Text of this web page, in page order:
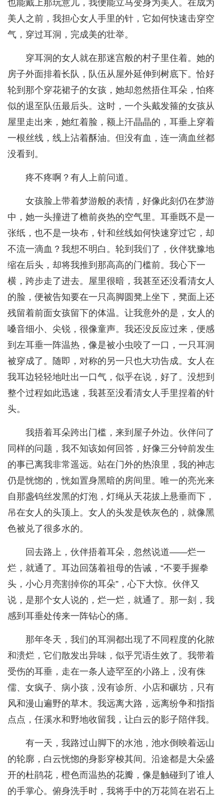
也能戴上那玩意儿，我便能立马变身为美人。在成为
美人之前，我担心女人手里的针，它如何快速击穿空
气，穿过耳洞，完成美的壮举。
穿耳洞的女人就在那迷宫般的村子里住着。她的
房子外面排着长队，队伍从屋外延伸到树底下。恰好
轮到那个穿花裙子的女孩，她却忽然捂住耳朵，怕疼
似的退至队伍最后头。这时，一个头戴发箍的女孩从
屋里走出来，她红着脸，额上汗晶晶的，耳垂上穿着
一根丝线，线上沾着酥油。但没有血，连一滴血丝都
没看到。
疼不疼啊？有人上前问道。
女孩脸上带着梦游般的表情，好像此刻仍在梦游
中，她一头撞进了檐前炎热的空气里。耳垂既不是一
张纸，也不是一块布，针和丝线如何快速穿过它，却
不流一滴血？我想不明白。轮到我们了，伙伴犹豫地
缩在后头，却将我推到那高高的门槛前。我心下一
横，跨步走了进去。屋里很暗，我甚至还没看清女人
的脸，便被告知要在一只高脚圆凳上坐下，凳面上还
残留着前面女孩留下的体温。让我意外的是，女人的
嗓音细小、尖锐，很像童声。我还没反应过来，便感
到左耳垂一阵温热，像是被小虫咬了一口，一只耳洞
被穿成了。随即，对称的另一只也大功告成。女人在
我耳边轻轻地吐出一口气，似乎在说，好了。没想到
整个过程如此迅速，我甚至没看清女人手里捏着的针
头。
我捂着耳朵跨出门槛，来到屋子外边。伙伴问了
同样的问题，我不知该如何回答，好像三分钟前发生
的事已离我非常遥远。站在门外的热浪里，我的神志
仍是恍惚的，恍如置身黑暗的房间里。唯一的亮光来
自那盏钨丝发黑的灯泡，灯绳从天花拔上悬垂而下，
吊在女人的头顶上。女人的头发是铁灰色的，就像黑
色被兑了很多水的。
回去路上，伙伴捂着耳朵，忽然说道——烂一
烂，就通了。耳边回荡着祖母的告诫，“不要手握拳
头，小心月亮割掉你的耳朵”，心下大惊。伙伴又
说，是那个女人说的，烂一烂，就通了。那一刻，我
感到耳垂处传来一阵钻心的痛。
那年冬天，我们的耳洞都出现了不同程度的化脓
和溃烂，它们散发出异味，似乎咒语生效了。我带着
受伤的耳垂，走在一条人迹罕至的小路上，没有侏
儒、女疯子、病小孩，没有诊所、小店和碾坊，只有
风和漫山遍野的草木。我远离大路，远离纷争和指指
点点，任溪水和野地收留我，让白云的影子陪伴我。
有一天，我路过山脚下的水池，池水倒映着远山
的轮廓，白云恍惚的身影穿梭其间。沿途都是大朵盛
开的杜鹃花，橙色而温热的花瓣，像是触碰到了谁人
的手掌心。俯身洗手时，我将手中的万花筒在岩石上